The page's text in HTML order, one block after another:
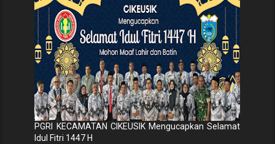
PGRI KECAMATAN CIKEUSIK Mengucapkan Selamat
Idul Fitri 1447 H